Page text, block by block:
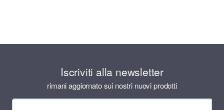
Iscriviti alla newsletter
rimani aggiornato sui nostri nuovi prodotti